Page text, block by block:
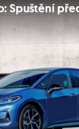
Spuštění